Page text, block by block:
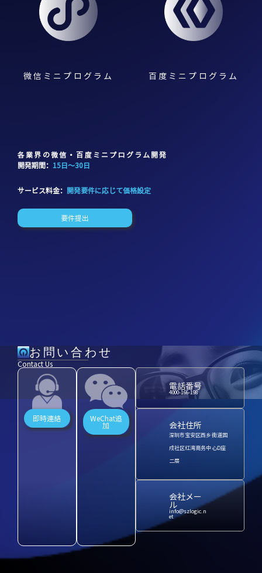
微信ミニプログラム 百度ミニプログラム
各業界の微信・百度ミニプログラム開発
開発期間： 15日〜30日
サービス料金： 開発要件に応じて価格設定
要件提出
お問い合わせ
Contact Us
即時連絡 WeChat追
加
電話番号
4000-166-198
会社住所
深圳市宝安区西乡街道固
戍社区红湾商务中心D座
二层
会社メー
ル
info@szlogic.n
et